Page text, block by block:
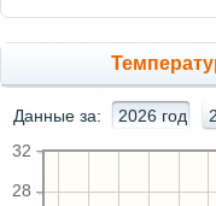
Данные за: 2026 год
28
32